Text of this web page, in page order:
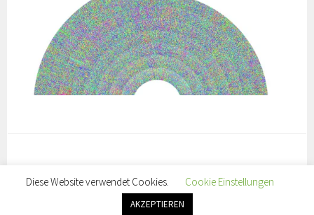
© COPYRIGHT SEBASTIAN TRUMP 2019. ALLE RECHTE
VORBEHALTEN.
Diese Website verwendet Cookies. Cookie Einstellungen
AKZEPTIEREN